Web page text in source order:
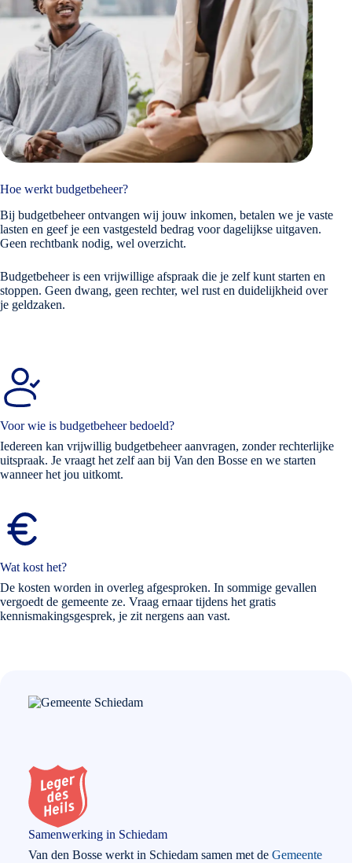
Hoe werkt budgetbeheer?
Bij budgetbeheer ontvangen wij jouw inkomen, betalen we je vaste
lasten en geef je een vastgesteld bedrag voor dagelijkse uitgaven.
Geen rechtbank nodig, wel overzicht.
Budgetbeheer is een vrijwillige afspraak die je zelf kunt starten en
stoppen. Geen dwang, geen rechter, wel rust en duidelijkheid over
je geldzaken.
Voor wie is budgetbeheer bedoeld?
Iedereen kan vrijwillig budgetbeheer aanvragen, zonder rechterlijke
uitspraak. Je vraagt het zelf aan bij Van den Bosse en we starten
wanneer het jou uitkomt.
Wat kost het?
De kosten worden in overleg afgesproken. In sommige gevallen
vergoedt de gemeente ze. Vraag ernaar tijdens het gratis
kennismakingsgesprek, je zit nergens aan vast.
Samenwerking in Schiedam
Van den Bosse werkt in Schiedam samen met de Gemeente